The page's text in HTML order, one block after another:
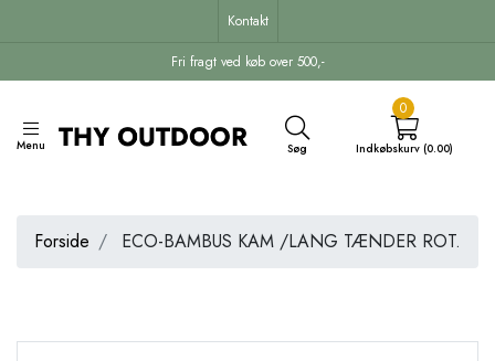
Fri fragt ved køb over 500,-
Kontakt
Menu Søg
0
Indkøbskurv (0.00)
Forside ECO-BAMBUS KAM /LANG TÆNDER ROT.